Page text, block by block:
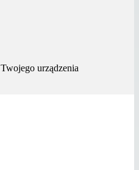
urządzenia